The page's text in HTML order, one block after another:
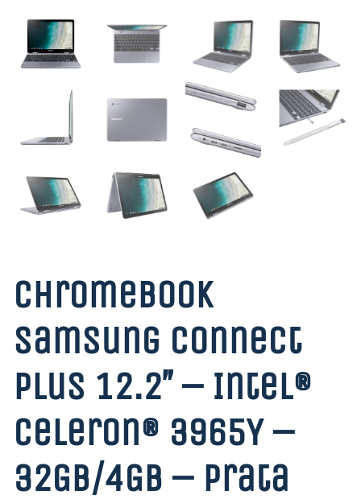
Chromebook
Samsung Connect
Plus 12.2″ – Intel®
Celeron® 3965Y –
32GB/4GB – Prata